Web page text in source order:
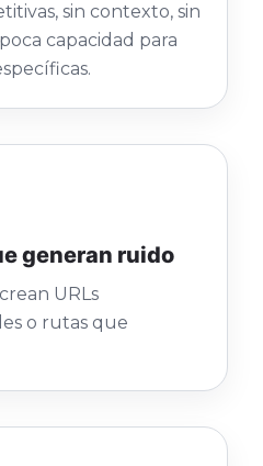
sin contexto, sin
capacidad para
generan ruido
URLs
o rutas que